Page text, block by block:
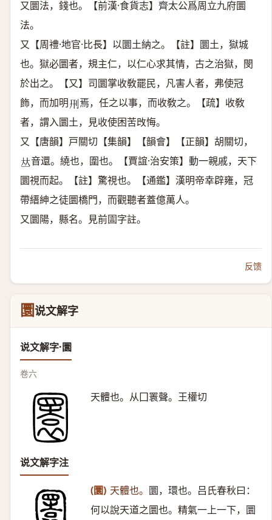
又圜法，錢也。【前漢·食貨志】齊太公爲周立九府圜
法。
又【周禮·地官·比長】以圜土納之。【註】圜土，獄城
也。獄必圜者，規主仁，以仁心求其情，古之治獄，閔
於出之。【又】司圜掌收敎罷民，凡害人者，弗使冠
飾，而加明𠛬焉，任之以事，而收敎之。【疏】收敎
者，謂入圜土，見收使困苦攺悔。
又【唐韻】戸關切【集韻】【韻會】【正韻】胡關切，
𠀤音還。繞也，圍也。【賈誼·治安策】動一親戚，天下
圜視而起。【註】驚視也。【通鑑】漢明帝幸辟雍，冠
帶縉紳之徒圜橋門，而觀聽者蓋億萬人。
又圜陽，縣名。見前圁字註。
反馈
圜说文解字
说文解字·圜
卷六
天體也。从囗瞏聲。王權切
说文解字注
(圜) 天體也。 圜，環也。吕氏春秋曰：
何以說天道之圜也。精氣一上一下，圜